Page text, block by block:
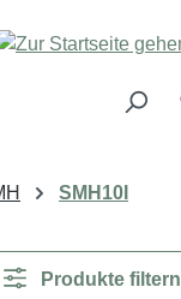
SMH10I
Produkte filtern